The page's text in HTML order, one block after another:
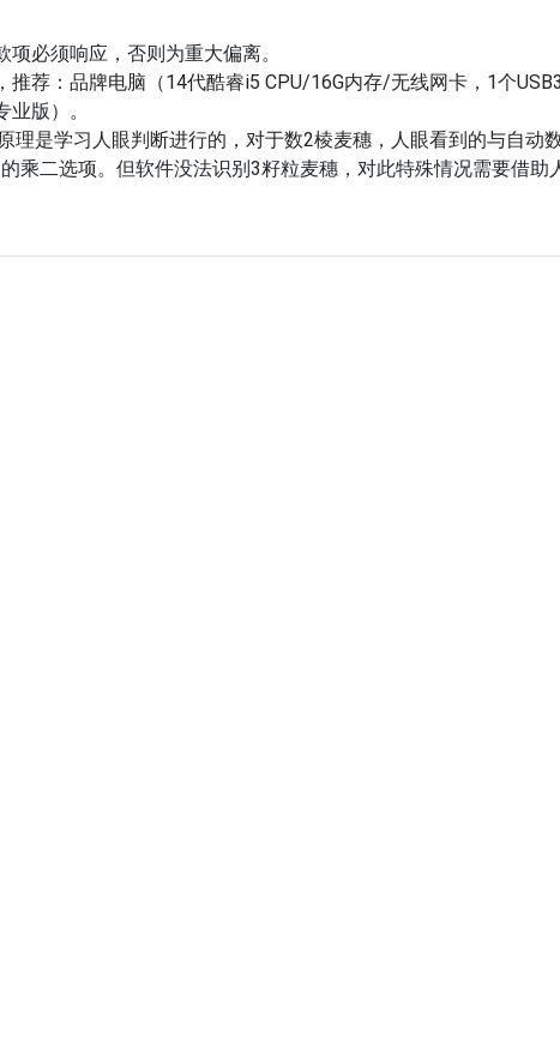
项必须响应，否则为重大偏离。
荐：品牌电脑（14代酷睿i5 CPU/16G内存/无线网卡，1个
版）。
理是学习人眼判断进行的，对于数2棱麦穗，人眼看到的与自动
乘二选项。但软件没法识别3籽粒麦穗，对此特殊情况需要借助